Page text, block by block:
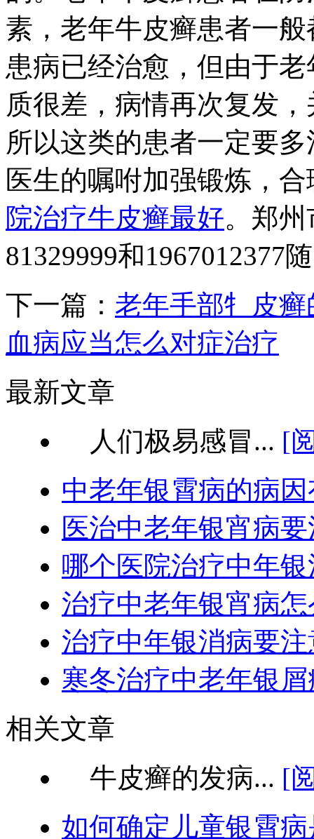
素，老年牛皮癣患者一
患病已经治愈，但由于
质很差，病情再次复发
所以这类的患者一定要
医生的嘱咐加强锻炼，
院治疗牛皮癣最好。郑
81329999和1967012377
下一篇： 老年手部牜皮
血病应当怎么对症治疗
最新文章
人们极易感冒... [
中老年银霄病的病
医治中老年银宵病
哪个医院治疗中年
治疗中老年银宵病
治疗中年银消病要
寒冬治疗中老年银
相关文章
牛皮癣的发病... [
如何确定儿童银霄